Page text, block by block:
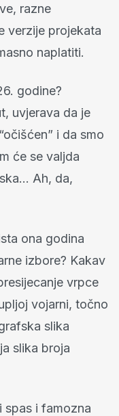
razne
verzije projekata
naplatiti.
godine?
uvjerava da je
i da smo
će se valjda
Ah, da,
ona godina
izbore? Kakav
vrpce
vojarni, točno
slika
slika broja
spas i famozna